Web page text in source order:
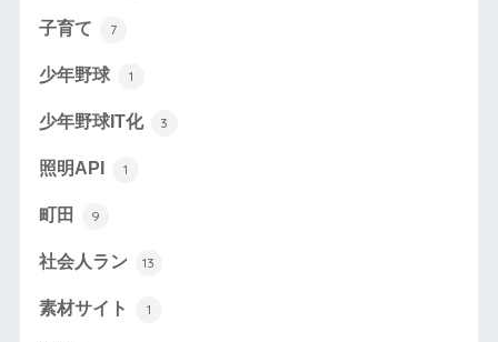
子育て 7
少年野球 1
少年野球IT化 3
照明API 1
町田 9
社会人ラン 13
素材サイト 1